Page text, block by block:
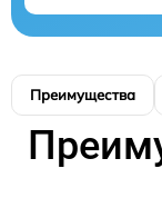
Преимущества